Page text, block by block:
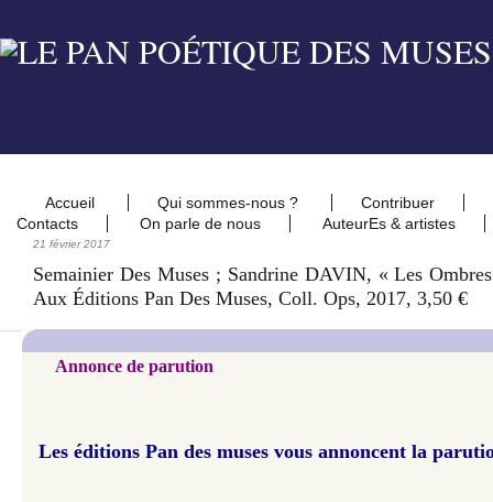
Accueil Qui sommes-nous ?
Contribuer
Contacts
On parle de nous AuteurEs & artistes
21 février 2017
Semainier Des Muses ; Sandrine DAVIN, « Les
Aux Éditions Pan Des Muses, Coll. Ops, 2017, 3,50 €
Annonce de parution
Les éditions Pan des muses vous annoncent la